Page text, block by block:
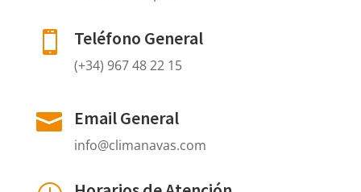
 Teléfono General
(+34) 967 48 22 15
 Email General
info@climanavas.com